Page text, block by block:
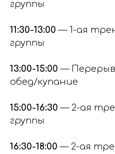
группы
11:30-13:00 — 1-ая
группы
13:00-15:00 —
обед/купание
15:00-16:30— 2-ая
группы
16:30-18:00 — 2-ая